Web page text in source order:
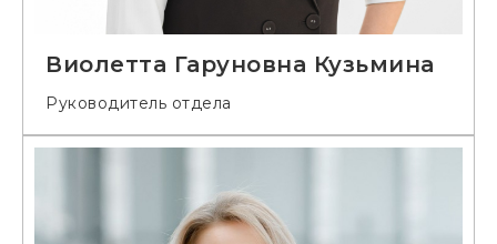
Виолетта Гаруновна Кузьмина
Руководитель отдела